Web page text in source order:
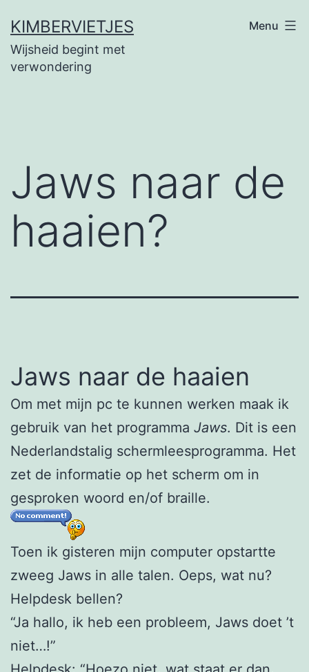
naar
de
KIMBERVIETJES
Wijsheid begint met
verwondering
Menu
Jaws naar de
haaien?
Jaws naar de haaien
Om met mijn pc te kunnen werken maak ik
gebruik van het programma Jaws. Dit is een
Nederlandstalig schermleesprogramma. Het
zet de informatie op het scherm om in
gesproken woord en/of braille.
Toen ik gisteren mijn computer opstartte
zweeg Jaws in alle talen. Oeps, wat nu?
Helpdesk bellen?
“Ja hallo, ik heb een probleem, Jaws doet ’t
niet…!”